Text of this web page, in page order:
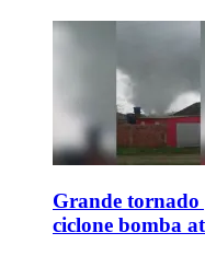
Grande tornado
ciclone bomba